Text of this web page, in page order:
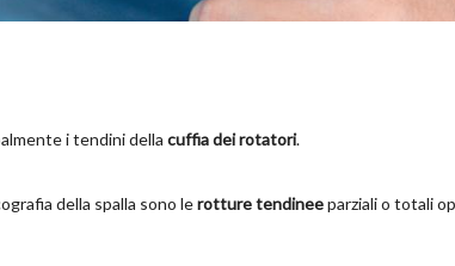
i tendini della cuffia dei rotatori.
della spalla sono lerotture tendineeparziali o totali